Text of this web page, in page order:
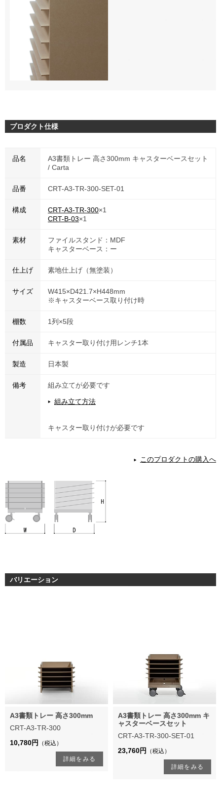
プロダクト仕様
品名
A3書類トレー 高さ300mm キャスターベースセット
/ Carta
品番 CRT-A3-TR-300-SET-01
構成 CRT-A3-TR-300×1
CRT-B-03×1
素材
ファイルスタンド：MDF
キャスターベース：ー
仕上げ 素地仕上げ（無塗装）
サイズ
W415×D421.7×H448mm
※キャスターベース取り付け時
棚数 1列×5段
付属品 キャスター取り付け用レンチ1本
製造 日本製
備考 組み立てが必要です
組み立て方法
キャスター取り付けが必要です
このプロダクトの購入へ
バリエーション
A3書類トレー 高さ300mm
CRT-A3-TR-300
10,780円
（税込）
詳細をみる
A3書類トレー 高さ300mm キ
ャスターベースセット
CRT-A3-TR-300-SET-01
23,760円
（税込）
詳細をみる